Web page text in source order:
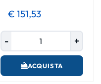
€ 151,53
ACQUISTA